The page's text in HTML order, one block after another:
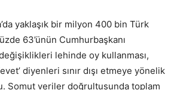
yaklaşık bir milyon 400 bin Türk
63’ünün Cumhurbaşkanı
değişiklikleri lehinde oy kullanması,
diyenleri sınır dışı etmeye yönelik
Somut veriler doğrultusunda toplam